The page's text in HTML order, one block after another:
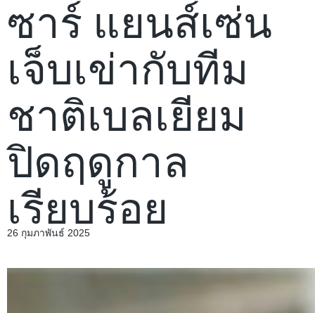
ซาร์ แยนส์เซ่น
เจ็บเข่ากับทีม
ชาติเบลเยียม
ปิดฤดูกาล
เรียบร้อย
26 กุมภาพันธ์ 2025